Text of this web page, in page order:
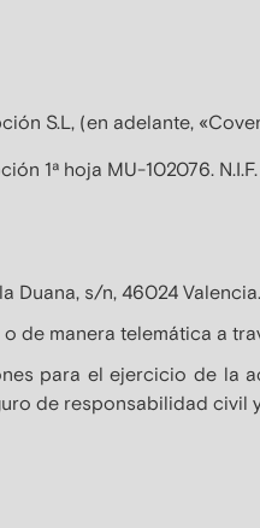
S.L, (en adelante,
1ª hoja MU-102076.
Duana, s/n, 46024 Valencia.
de manera telemática a
para el ejercicio de la
de responsabilidad civil